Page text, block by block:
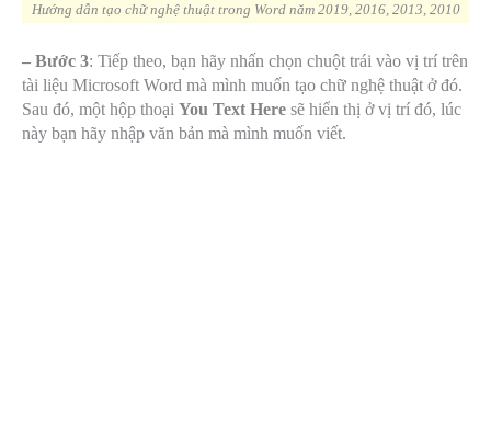
Hướng dẫn tạo chữ nghệ thuật trong Word năm 2019, 2016, 2013, 2010
– Bước 3: Tiếp theo, bạn hãy nhấn chọn chuột trái vào vị trí trên
tài liệu Microsoft Word mà mình muốn tạo chữ nghệ thuật ở đó.
Sau đó, một hộp thoại You Text Here sẽ hiển thị ở vị trí đó, lúc
này bạn hãy nhập văn bản mà mình muốn viết.